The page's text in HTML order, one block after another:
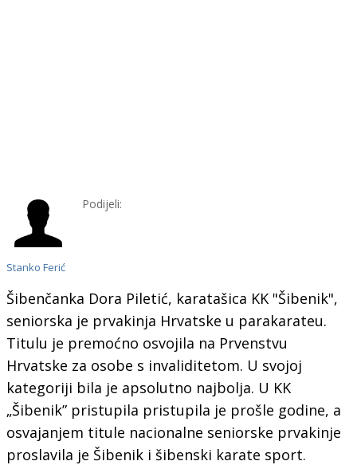
Stanko Ferić
Podijeli:
Šibenčanka Dora Piletić, karatašica KK "Šibenik",
seniorska je prvakinja Hrvatske u parakarateu.
Titulu je premoćno osvojila na Prvenstvu
Hrvatske za osobe s invaliditetom. U svojoj
kategoriji bila je apsolutno najbolja. U KK
„Šibenik” pristupila pristupila je prošle godine, a
osvajanjem titule nacionalne seniorske prvakinje
proslavila je Šibenik i šibenski karate sport.